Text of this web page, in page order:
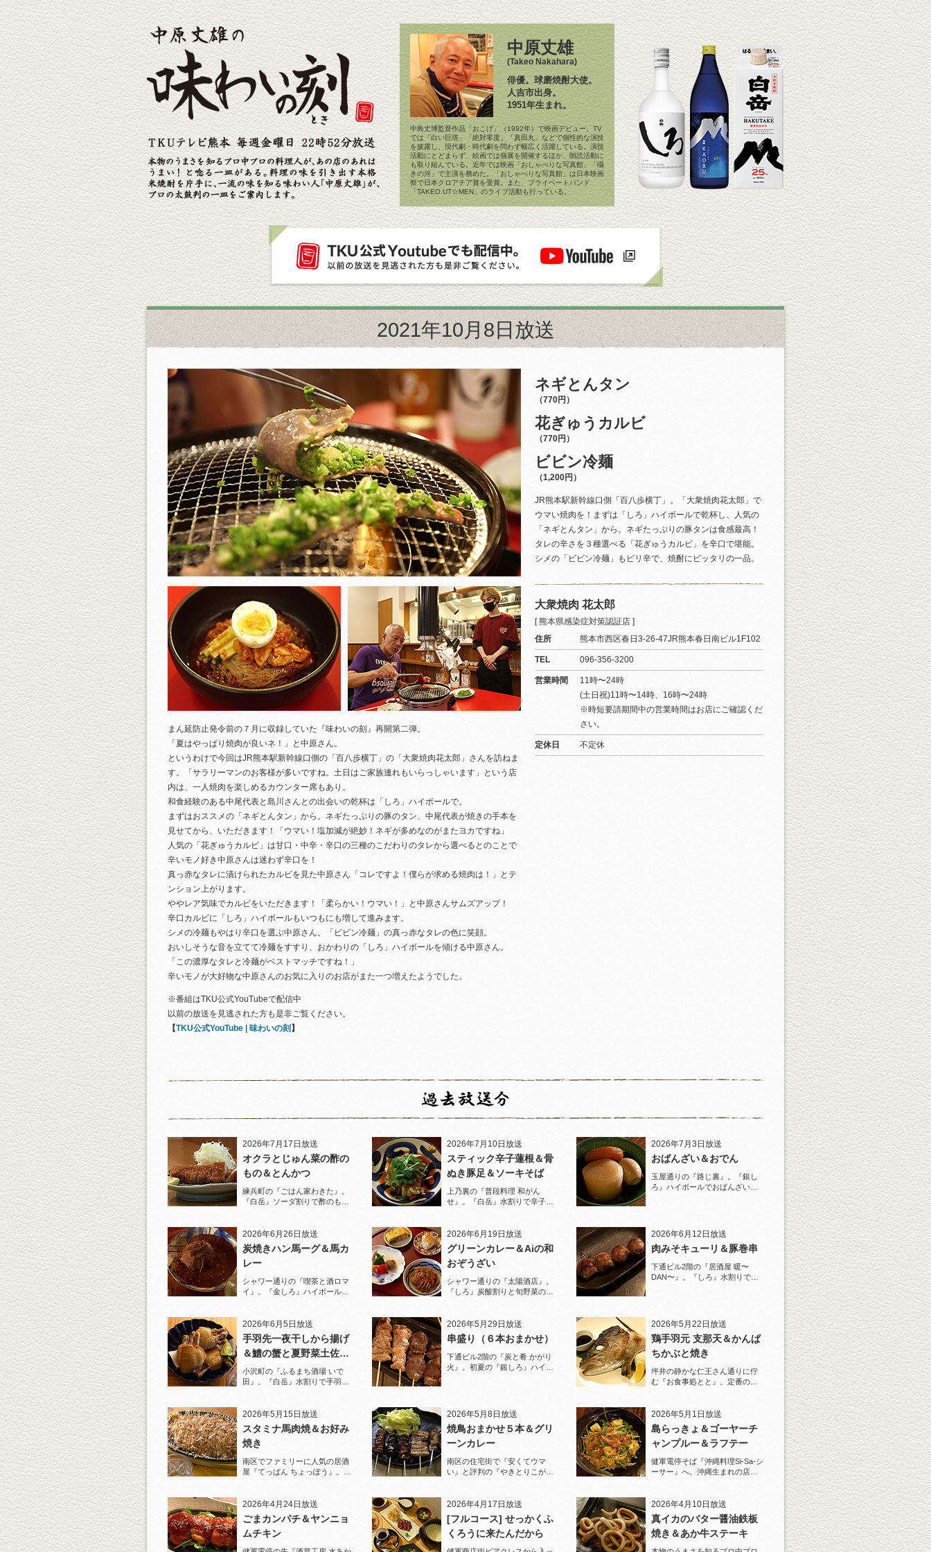
中原丈雄
(Takeo Nakahara)
俳優。球磨焼酎大使。
人吉市出身。
1951年生まれ。
中島丈博監督作品「おこげ」（1992年）で映画デビュー。TV
では「白い巨塔」「絶対零度」「真田丸」などで個性的な演技
を披露し、現代劇・時代劇を問わず幅広く活躍している。演技
活動にとどまらず、絵画では個展を開催するほか、朗読活動に
も取り組んでいる。近年では映画「おしゃべりな写真館」「囁
きの河」で主演を務めた。「おしゃべりな写真館」は日本映画
祭で日本クロアチア賞を受賞。また、プライベートバンド
「TAKEO.UT☆MEN」のライブ活動も行っている。
2021年10月8日放送
ネギとんタン
（770円）
花ぎゅうカルビ
（770円）
ビビン冷麺
（1,200円）
JR熊本駅新幹線口側「百八歩横丁」。「大衆焼肉花太郎」で
ウマい焼肉を！まずは「しろ」ハイボールで乾杯し、人気の
「ネギとんタン」から。ネギたっぷりの豚タンは食感最高！
タレの辛さを３種選べる「花ぎゅうカルビ」を辛口で堪能。
シメの「ビビン冷麺」もピリ辛で、焼酎にピッタリの一品。
まん延防止発令前の７月に収録していた『味わいの刻』再開第二弾。
「夏はやっぱり焼肉が良いネ！」と中原さん。
というわけで今回はJR熊本駅新幹線口側の「百八歩横丁」の「大衆焼肉花太郎」さんを訪ねま
す。「サラリーマンのお客様が多いですね。土日はご家族連れもいらっしゃいます」という店
内は、一人焼肉を楽しめるカウンター席もあり。
和食経験のある中尾代表と島川さんとの出会いの乾杯は「しろ」ハイボールで。
まずはおススメの「ネギとんタン」から。ネギたっぷりの豚のタン、中尾代表が焼きの手本を
見せてから、いただきます！「ウマい！塩加減が絶妙！ネギが多めなのがまたヨカですね」
人気の「花ぎゅうカルビ」は甘口・中辛・辛口の三種のこだわりのタレから選べるとのことで
辛いモノ好き中原さんは迷わず辛口を！
真っ赤なタレに漬けられたカルビを見た中原さん「コレですよ！僕らが求める焼肉は！」とテ
ンション上がります。
ややレア気味でカルビをいただきます！「柔らかい！ウマい！」と中原さんサムズアップ！
辛口カルビに「しろ」ハイボールもいつもにも増して進みます。
シメの冷麺もやはり辛口を選ぶ中原さん。「ビビン冷麺」の真っ赤なタレの色に笑顔。
おいしそうな音を立てて冷麺をすすり、おかわりの「しろ」ハイボールを傾ける中原さん。
「この濃厚なタレと冷麺がベストマッチですね！」
辛いモノが大好物な中原さんのお気に入りのお店がまた一つ増えたようでした。
※番組はTKU公式YouTubeで配信中
以前の放送を見逃された方も是非ご覧ください。
【TKU公式YouTube | 味わいの刻 】
大衆焼肉 花太郎
[ 熊本県感染症対策認証店 ]
住所
熊本市西区春日3-26-47JR熊本春日南ビル1F102
TEL 096-356-3200
営業時間
11時〜24時
(土日祝)11時〜14時、16時〜24時
※時短要請期間中の営業時間はお店にご確認くだ
さい。
定休日 不定休
2026年7月17日放送
オクラとじゅん菜の酢の
もの＆とんかつ
練兵町の『ごはん家わきた』。
『白岳』ソーダ割りで酢のもの
2026年7月10日放送
スティック辛子蓮根＆骨
ぬき豚足＆ソーキそば
上乃裏の『普段料理 和がん
せ』。『白岳』水割りで辛子蓮
2026年7月3日放送
おばんざい＆おでん
玉屋通りの『路じ裏』。『銀し
ろ』ハイボールでおばんざいと
2026年6月26日放送
炭焼きハン馬ーグ＆馬カ
レー
シャワー通りの『喫茶と酒ロマ
イ』。『金しろ』ハイボールで
2026年6月19日放送
グリーンカレー＆Aiの和
おぞうざい
シャワー通りの『太陽酒店』。
『しろ』炭酸割りと旬野菜のお
2026年6月12日放送
肉みそキューリ＆豚巻串
下通ビル2階の『居酒屋 暖〜
DAN〜』。『しろ』水割りで夏
2026年6月5日放送
手羽先一夜干しから揚げ
＆鱧の蟹と夏野菜土佐酢
ジュレがけ
小沢町の『ふるまち酒場 いで
田』。『白岳』水割りで手羽先
2026年5月29日放送
串盛り（６本おまかせ）
下通ビル2階の『炭と肴 かがり
火』。初夏の『銀しろ』ハイボ
2026年5月22日放送
鶏手羽元 支那天＆かんぱ
ちかぶと焼き
坪井の静かな仁王さん通りに佇
む『お食事処とと』。定番の
2026年5月15日放送
スタミナ馬肉焼＆お好み
焼き
南区でファミリーに人気の居酒
屋『てっぱん ちょっぽう』。王
2026年5月8日放送
焼鳥おまかせ５本＆グリ
ーンカレー
南区の住宅街で『安くてウマ
い』と評判の『やきとりこがめ
ジューシー！
2026年5月1日放送
島らっきょ＆ゴーヤーチ
ャンプルー＆ラフテー
健軍電停そば『沖縄料理Si-Sa-シ
ーサー』へ。沖縄生まれの店主
2026年4月24日放送
ごまカンパチ＆ヤンニョ
ムチキン
2026年4月17日放送
[フルコース] せっかくふ
くろうに来たんだから
2026年4月10日放送
真イカのバター醤油鉄板
焼き＆あか牛ステーキ